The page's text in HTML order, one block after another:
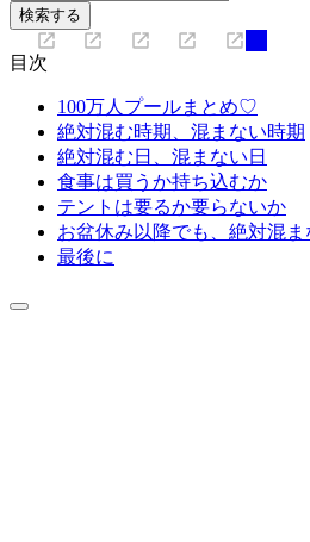
目次
100万人プールまとめ♡
絶対混む時期、混まない時期
絶対混む日、混まない日
食事は買うか持ち込むか
テントは要るか要らないか
お盆休み以降でも、絶対混ま
最後に